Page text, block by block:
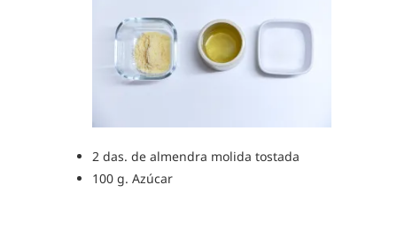
2 das. de almendra molida tostada
100 g. Azúcar